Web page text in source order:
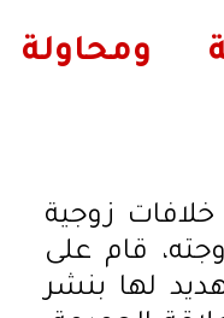
ومحاولة
زوجية
قام على
لها بنشر